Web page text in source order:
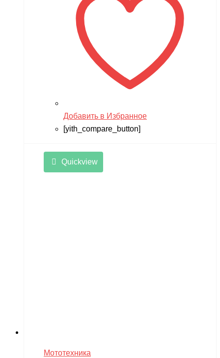
Добавить в Избранное
[yith_compare_button]
Quickview
Мототехника